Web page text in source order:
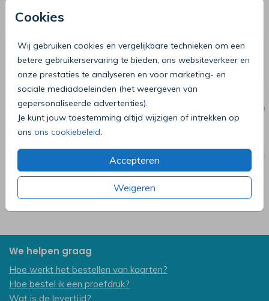
Cookies
Wij gebruiken cookies en vergelijkbare technieken om een
betere gebruikerservaring te bieden, ons websiteverkeer en
onze prestaties te analyseren en voor marketing- en
sociale mediadoeleinden (het weergeven van
gepersonaliseerde advertenties).
Je kunt jouw toestemming altijd wijzigen of intrekken op
ons ons cookiebeleid
Accepteren
Weigeren
Deze producten zijn wellicht ook iets
voor je
We helpen graag
Hoe werkt het bestellen van kaarten?
Hoe bestel ik een proefdruk?
Wat is de levertijd?